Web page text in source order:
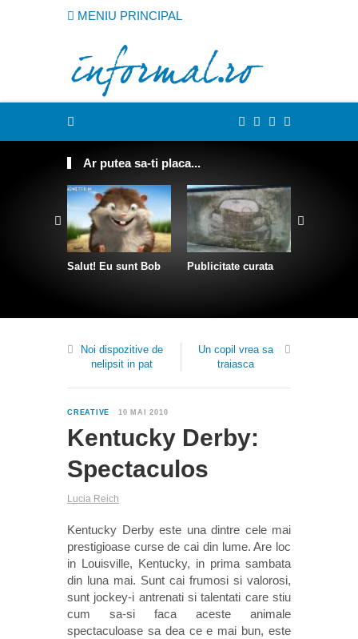
MENIU PRINCIPAL
Ar putea sa-ti placa...
Salut! Eu sunt Bob Publicitate curata
Noi dispozitive de
nelipsit in pat
Un copil vrea sa
traiasca
CREATIVE 10 MAI 2010
Kentucky Derby:
Spectaculos
Lucia Reich
Kentucky Derby este una dintre cele mai
prestigioase curse de cai din lume. Are loc
in Louisville, Kentucky, in prima sambata
din luna mai. Sunt cai frumosi si valorosi,
sunt jockey-i antrenati si talentati care stiu
cum sa-si faca aceste animale
spectaculoase sa dea ce e mai bun, este